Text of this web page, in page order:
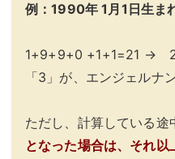
例：1990年 1月1日生ま
1+9+9+0 +1+1=21 →
「3」が、エンジェルナ
ただし、計算している途
となった場合は、それ